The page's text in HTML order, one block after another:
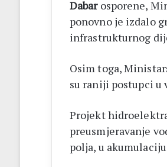
Dabarosporene,
ponovno je izdalo
infrastrukturnog
Osim toga,
su raniji postupci u
Projekt
preusmjeravanje
polja, u